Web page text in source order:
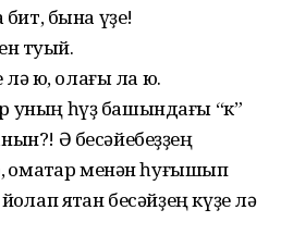
бына үҙе!
туҡый.
юҡ, олағы ла юҡ.
уның һүҙ башындағы “к”
Ә бесәйебеҙҙең
ҡомаҡтар менән һуғышып
ятҡан бесәйҙең күҙе лә